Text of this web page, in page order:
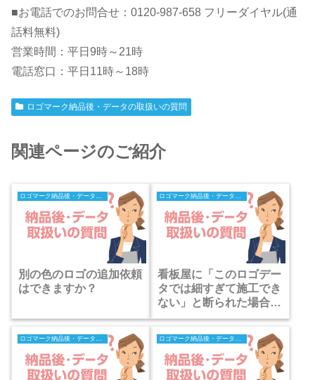
■お電話でのお問合せ：0120-987-658 フリーダイヤル(通
話料無料)
営業時間：平日9時～21時
電話窓口：平日11時～18時
ロゴマーク納品後・データの取扱いの質問
関連ページのご紹介
別の色のロゴの追加依頼
はできますか？
看板屋に「このロゴデー
タでは細すぎて施工でき
ない」と断られた場合は
どうしたらいいですか？
ロゴマーク納品後・データの取扱いの質問 ロゴマーク納品後・データの取扱いの質問